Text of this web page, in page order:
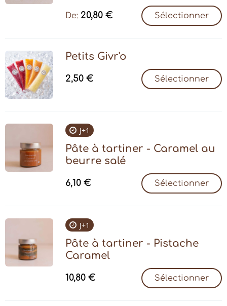
De: 20,80 € Sélectionner
Petits Givr'o
2,50 € Sélectionner
J+1
Pâte à tartiner - Caramel au
beurre salé
6,10 € Sélectionner
J+1
Pâte à tartiner - Pistache
Caramel
10,80 € Sélectionner